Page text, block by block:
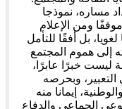
مساره، نموذجا
ومن الإعلام
بل أفقًا للتأمل
إلى هموم المجتمع
ليست خبرًا عابرًا،
وبحرصه
إيمانا منه
الجماعي والدفاع